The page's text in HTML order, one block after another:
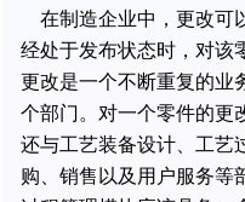
在制造企业中，更改可
经处于发布状态时，对该
更改是一个不断重复的业
个部门。对一个零件的更
还与工艺装备设计、工艺
购、销售以及用户服务等